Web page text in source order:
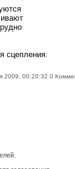
сцепления.
2009, 00:20:32 0